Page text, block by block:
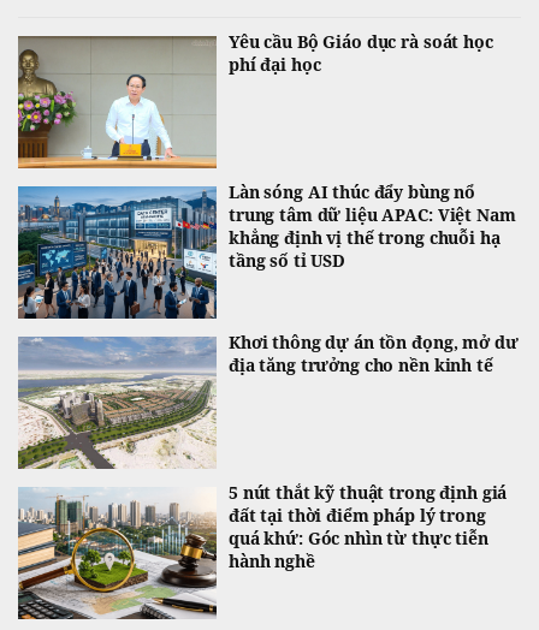
Yêu cầu Bộ Giáo dục rà soát học
phí đại học
Làn sóng AI thúc đẩy bùng nổ
trung tâm dữ liệu APAC: Việt Nam
khẳng định vị thế trong chuỗi hạ
tầng số tỉ USD
Khơi thông dự án tồn đọng, mở dư
địa tăng trưởng cho nền kinh tế
5 nút thắt kỹ thuật trong định giá
đất tại thời điểm pháp lý trong
quá khứ: Góc nhìn từ thực tiễn
hành nghề